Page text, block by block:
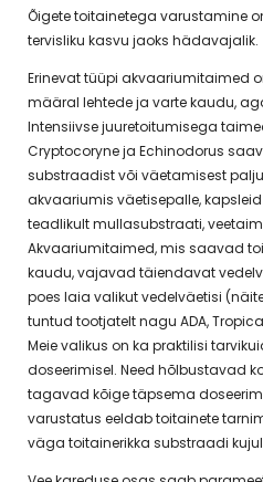
Õigete toitainetega varustamine
tervisliku kasvu jaoks hädavajalik.
Erinevat tüüpi akvaariumitaimed
määral lehtede ja varte kaudu,
Intensiivse juuretoitumisega
Cryptocoryne ja Echinodorus
substraadist või väetamisest
akvaariumis väetisepalle,
teadlikult mullasubstraati,
Akvaariumitaimed, mis saavad
kaudu, vajavad täiendavat
poes laia valikut vedelväetisi
tuntud tootjatelt nagu ADA,
Meie valikus on ka praktilisi
doseerimisel. Need hõlbustavad
tagavad kõige täpsema
varustatus eeldab toitainete
väga toitainerikka substraadi